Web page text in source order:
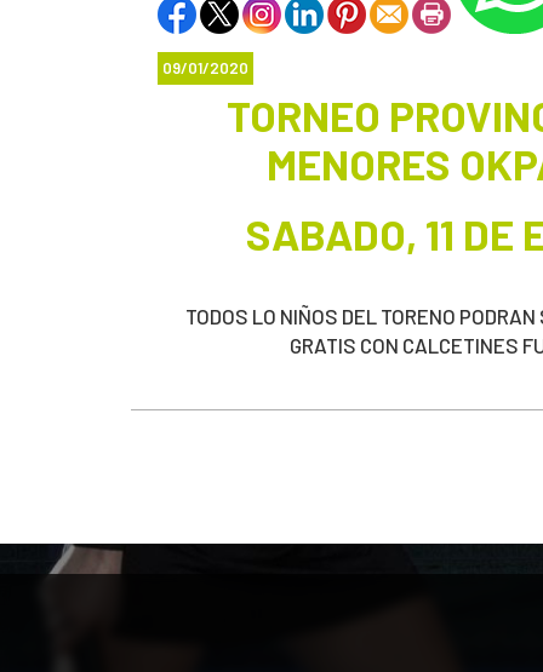
09/01/2020
TORNEO
MENORES
SABADO, 11 DE
TODOS LO NIÑOS DEL TORENO
GRATIS CON CALCETINES